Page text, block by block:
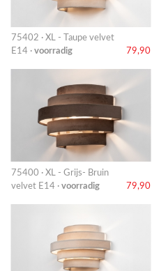
75402 · XL - Taupe velvet
E14 · voorradig 79,90
75400 · XL - Grijs- Bruin
velvet E14 · voorradig 79,90